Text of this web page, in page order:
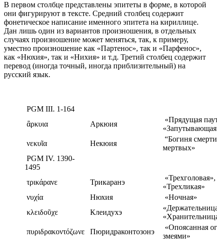
В первом столбце представлены эпитеты в форме, в которой
они фигурируют в тексте. Средний столбец содержит
фонетическое написание именного эпитета на кириллице.
Дан лишь один из вариантов произношения, в отдельных
случаях произношение может меняться, так, к примеру,
уместно произношение как «Партенос», так и «Парфенос»,
как «Нюхия», так и «Нихия» и т.д. Третий столбец содержит
перевод (иногда точный, иногда приблизительный) на
русский язык.
PGM III. 1-164
ἂρκυια
Аркюия
«Прядущая
νεκυῖα
Некюия
“Богиня
мертвых»
PGM IV. 1390-
1495
τρικάρανε
Трикаранэ
«Трехголовая»,
«Трехликая»
νυχία
Нюхия
«Ночная»
κλειδοῦχε
Клеидухэ
πυριδρακοντόζωνε
Пюридраконтозонэ
«Опоясанная
змеями»